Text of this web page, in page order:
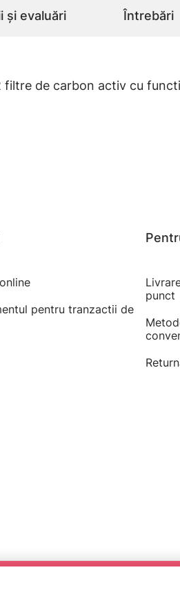
și evaluări Întrebări
filtre de carbon activ cu
pentru tranzactii de
punct